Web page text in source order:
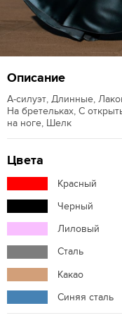
Описание
А-силуэт, Длинные,
На бретельках, С
на ноге, Шелк
Цвета
Красный
Черный
Лиловый
Сталь
Какао
Синяя сталь